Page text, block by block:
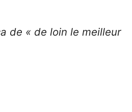
de « de loin le meilleur